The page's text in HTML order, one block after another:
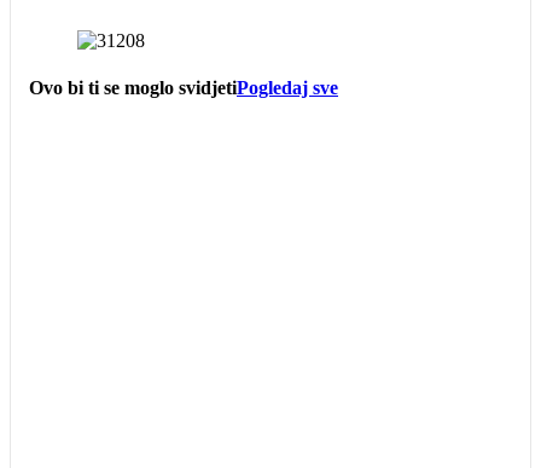
Ovo bi ti se moglo svidjetiPogledaj sve